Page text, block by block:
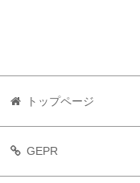
トップページ
GEPR